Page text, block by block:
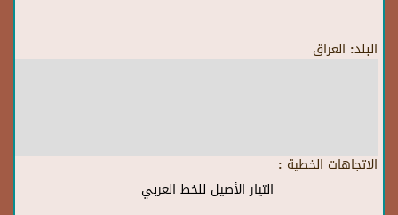
البلد: العراق
الاتجاهات الخطية :
التيار الأصيل للخط العربي